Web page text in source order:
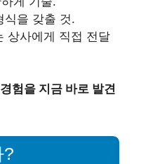
식을 갖출 것.
상사에게 직접 전달
험을 지금 바로 발견
?